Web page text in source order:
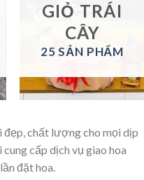
GIỎ TRÁI
CÂY
25 SẢN PHẨM
chất lượng cho mọi dịp
cấp dịch vụ giao hoa
đặt hoa.